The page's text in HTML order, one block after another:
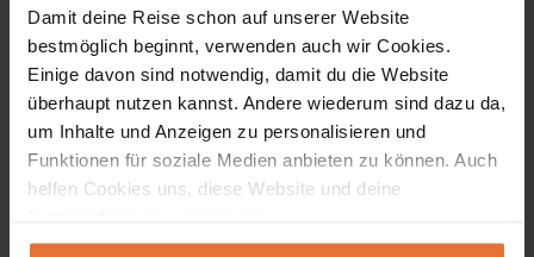
Damit deine Reise schon auf unserer Website
bestmöglich beginnt, verwenden auch wir Cookies.
Einige davon sind notwendig, damit du die Website
überhaupt nutzen kannst. Andere wiederum sind dazu da,
um Inhalte und Anzeigen zu personalisieren und
Funktionen für soziale Medien anbieten zu können. Auch
helfen Cookies uns, diese Website und deine
Mindo buntschillernde Vögel beobachten? Auf
unserer Rundreise durch Peru und Ecuador müssen
wir uns nicht entscheiden, denn wir haben alle
großen Highlights beider Länder kombiniert. Am
Ende wartet mit den Galápagos Inseln ein
Weltnaturerbe auf uns, das seinesgleichen sucht: